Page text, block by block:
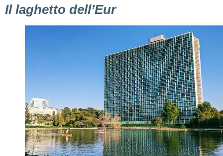
Il laghetto dell’Eur